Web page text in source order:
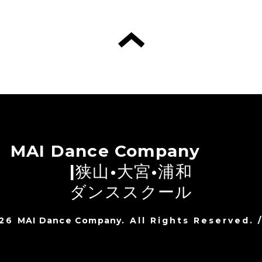
MAI Dance Company
|狭山•大宮•浦和
ダンススクール
MAI Dance Company. All Rights Reserved. /